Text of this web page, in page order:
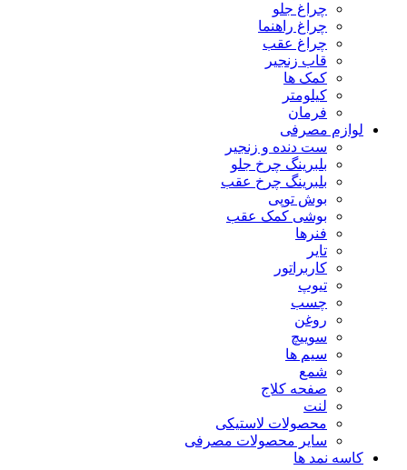
چراغ جلو
چراغ راهنما
چراغ عقب
قاب زنجیر
کمک ها
کیلومتر
فرمان
لوازم مصرفی
ست دنده و زنجیر
بلبرینگ چرخ جلو
بلبرینگ چرخ عقب
بوش توپی
بوشی کمک عقب
فنرها
تایر
کاربراتور
تیوپ
چسب
روغن
سوییچ
سیم ها
شمع
صفحه کلاج
لنت
محصولات لاستیکی
سایر محصولات مصرفی
کاسه نمد ها